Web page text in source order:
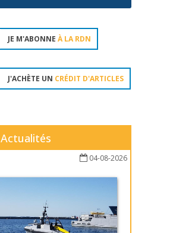
JE M'ABONNE À LA RDN
J'ACHÈTE UN CRÉDIT D'ARTICLES
Actualités
04-08-2026